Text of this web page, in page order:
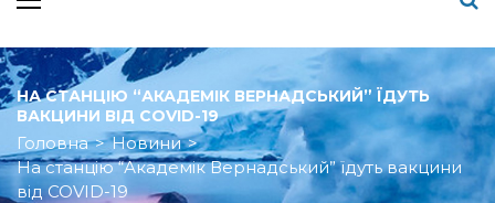
НА СТАНЦІЮ “АКАДЕМІК ВЕРНАДСЬКИЙ” ЇДУТЬ
ВАКЦИНИ ВІД COVID-19
Головна > Новини >
На станцію “Академік Вернадський” їдуть вакцини
від COVID-19